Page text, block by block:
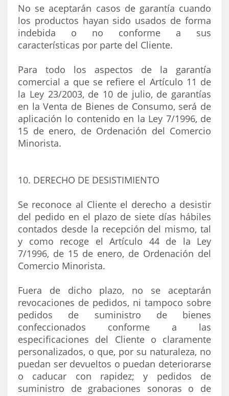
No se aceptarán casos de garantía cuando
los productos hayan sido usados de forma
indebida o no conforme a sus
características por parte del Cliente.
Para todo los aspectos de la garantía
comercial a que se refiere el Artículo 11 de
la Ley 23/2003, de 10 de julio, de garantías
en la Venta de Bienes de Consumo, será de
aplicación lo contenido en la Ley 7/1996, de
15 de enero, de Ordenación del Comercio
Minorista.
10. DERECHO DE DESISTIMIENTO
Se reconoce al Cliente el derecho a desistir
del pedido en el plazo de siete días hábiles
contados desde la recepción del mismo, tal
y como recoge el Artículo 44 de la Ley
7/1996, de 15 de enero, de Ordenación del
Comercio Minorista.
Fuera de dicho plazo, no se aceptarán
revocaciones de pedidos, ni tampoco sobre
pedidos de suministro de bienes
confeccionados conforme a las
especificaciones del Cliente o claramente
personalizados, o que, por su naturaleza, no
puedan ser devueltos o puedan deteriorarse
o caducar con rapidez; y pedidos de
suministro de grabaciones sonoras o de